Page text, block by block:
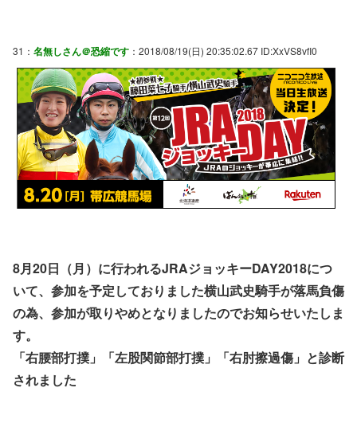
31： 名無しさん＠恐縮です ：2018/08/19(日) 20:35:02.67 ID:XxVS8vfI0
8月20日（月）に行われるJRAジョッキーDAY2018につ
いて、参加を予定しておりました横山武史騎手が落馬負傷
の為、参加が取りやめとなりましたのでお知らせいたしま
す。
「右腰部打撲」「左股関節部打撲」「右肘擦過傷」と診断
されました